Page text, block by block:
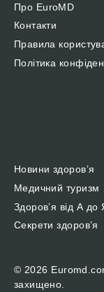
Про EuroMD
Контакти
Правила
Політика
Новини здоров’я
Медичний туризм
Здоров’я від А до
Секрети здоров’я
© 2026
захищено.